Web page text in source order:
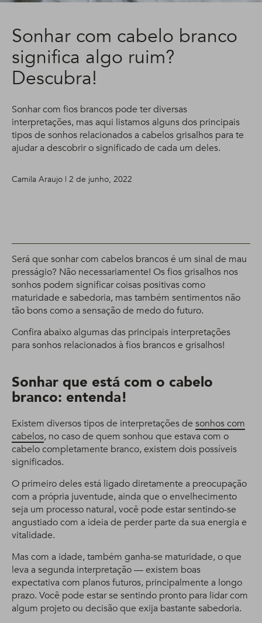
Sonhar com cabelo branco
significa algo ruim?
Descubra!
Sonhar com fios brancos pode ter diversas
interpretações, mas aqui listamos alguns dos principais
tipos de sonhos relacionados a cabelos grisalhos para te
ajudar a descobrir o significado de cada um deles.
Camila Araujo | 2 de junho, 2022
Será que sonhar com cabelos brancos é um sinal de mau
presságio? Não necessariamente! Os fios grisalhos nos
sonhos podem significar coisas positivas como
maturidade e sabedoria, mas também sentimentos não
tão bons como a sensação de medo do futuro.
Confira abaixo algumas das principais interpretações
para sonhos relacionados à fios brancos e grisalhos!
Sonhar que está com o cabelo
branco: entenda!
Existem diversos tipos de interpretações de sonhos com
cabelos, no caso de quem sonhou que estava com o
cabelo completamente branco, existem dois possíveis
significados.
O primeiro deles está ligado diretamente a preocupação
com a própria juventude, ainda que o envelhecimento
seja um processo natural, você pode estar sentindo-se
angustiado com a ideia de perder parte da sua energia e
vitalidade.
Mas com a idade, também ganha-se maturidade, o que
leva a segunda interpretação — existem boas
expectativa com planos futuros, principalmente a longo
prazo. Você pode estar se sentindo pronto para lidar com
algum projeto ou decisão que exija bastante sabedoria.